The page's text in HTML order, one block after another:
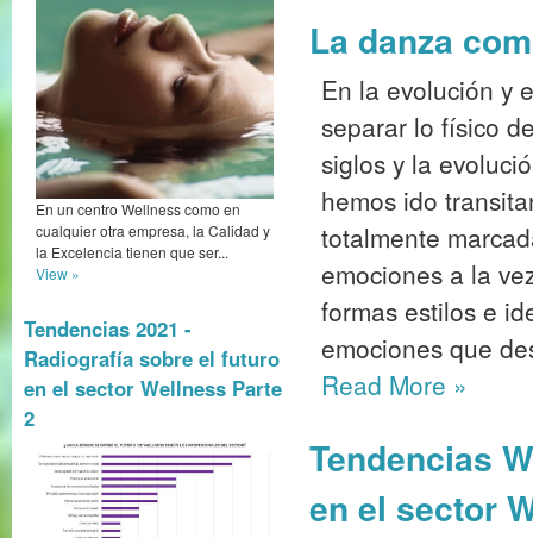
En un centro Wellness como en
cualquier otra empresa, la Calidad y
la Excelencia tienen que ser...
View »
Tendencias 2021 -
Radiografía sobre el futuro
en el sector Wellness Parte
2
La danza
En la evolución y
separar lo físico
siglos y la
hemos ido
totalmente
emociones a la
formas estilos e
emociones que
Read More »
Tendencias
en el sector